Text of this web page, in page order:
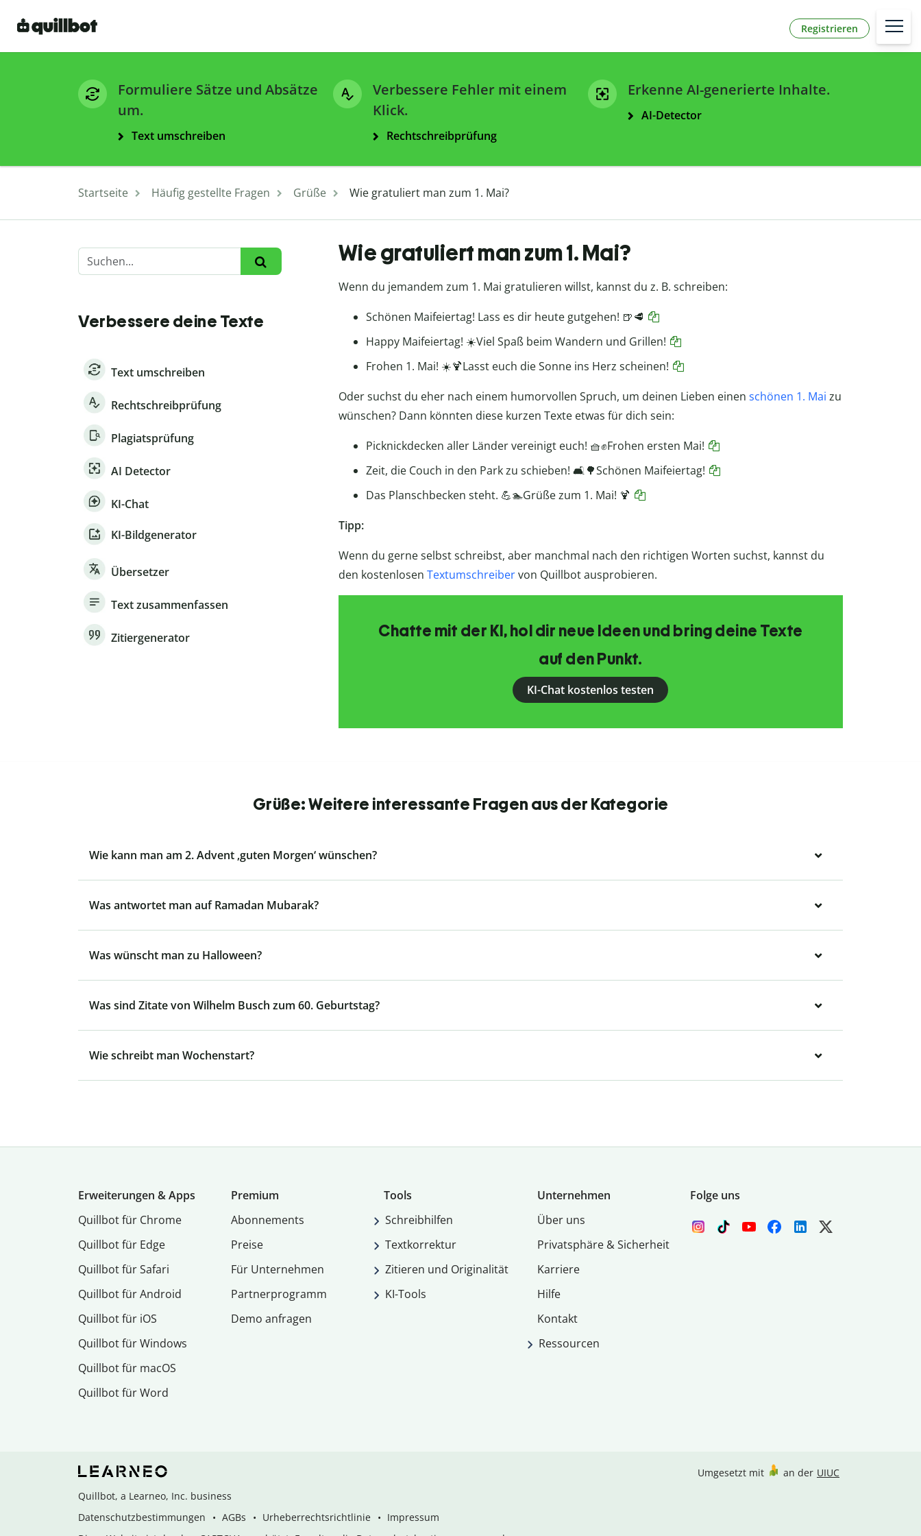
Registrieren
Formuliere Sätze und Absätze
um.
Text umschreiben
Verbessere Fehler mit einem
Klick.
Rechtschreibprüfung
Erkenne AI-generierte Inhalte.
AI-Detector
Startseite Häufig gestellte Fragen Grüße Wie gratuliert man zum 1. Mai?
Verbessere deine Texte
Text umschreiben
Rechtschreibprüfung
Plagiatsprüfung
AI Detector
KI-Chat
KI-Bildgenerator
Übersetzer
Text zusammenfassen
Zitiergenerator
Wie gratuliert man zum 1. Mai?
Wenn du jemandem zum 1. Mai gratulieren willst, kannst du z. B. schreiben:
Schönen Maifeiertag! Lass es dir heute gutgehen! 🍺🥩
Happy Maifeiertag! ☀️Viel Spaß beim Wandern und Grillen!
Frohen 1. Mai! ☀️🍹Lasst euch die Sonne ins Herz scheinen!
Oder suchst du eher nach einem humorvollen Spruch, um deinen Lieben einen schönen 1. Mai zu
wünschen? Dann könnten diese kurzen Texte etwas für dich sein:
Picknickdecken aller Länder vereinigt euch! 🧺✊Frohen ersten Mai!
Zeit, die Couch in den Park zu schieben! 🛋️🌳Schönen Maifeiertag!
Das Planschbecken steht. 💪🏊Grüße zum 1. Mai! 🍹
Tipp:
Wenn du gerne selbst schreibst, aber manchmal nach den richtigen Worten suchst, kannst du
den kostenlosen Textumschreibervon Quillbot ausprobieren.
Chatte mit der KI, hol dir neue Ideen und bring deine Texte
auf den Punkt.
KI-Chat kostenlos testen
Grüße: Weitere interessante Fragen aus der Kategorie
Wie kann man am 2. Advent ‚guten Morgen‘ wünschen?
Was antwortet man auf Ramadan Mubarak?
Was wünscht man zu Halloween?
Was sind Zitate von Wilhelm Busch zum 60. Geburtstag?
Wie schreibt man Wochenstart?
Erweiterungen & Apps
Quillbot für Chrome
Quillbot für Edge
Quillbot für Safari
Quillbot für Android
Quillbot für iOS
Quillbot für Windows
Quillbot für macOS
Quillbot für Word
Premium
Abon­ne­ments
Preise
Für Unternehmen
Partnerprogramm
Demo anfragen
Tools
Schreibhilfen
Textkorrektur
Zitieren und Originalität
KI-Tools
Unternehmen
Über uns
Privatsphäre & Sicherheit
Karriere
Hilfe
Kontakt
Ressourcen
Folge uns
Quillbot, a Learneo, Inc. business
Datenschutzbestimmungen
AGBs Urheberrechtsrichtlinie
Impressum
Umgesetzt mit an der UIUC